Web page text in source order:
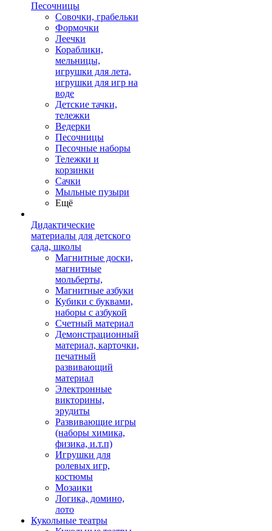
Песочницы
Совочки, грабельки
Формочки
Леечки
Кораблики,
мельницы,
игрушки для лета,
игрушки для игр на
воде
Детские тачки,
тележки
Ведерки
Песочницы
Песочные наборы
Тележки и
корзинки
Сачки
Мыльные пузыри
Ещё
Дидактические
материалы для детского
сада, школы
Магнитные доски,
магнитные
мольберты,
Магнитные азбуки
Кубики с буквами,
наборы с азбукой
Счетный материал
Демонстрационный
материал, карточки,
печатный
развивающий
материал
Электронные
викторины,
эрудиты
Развивающие игры
(наборы химика,
физика, и.т.п)
Игрушки для
ролевых игр,
костюмы
Мозаики
Логика, домино,
лото
Кукольные театры